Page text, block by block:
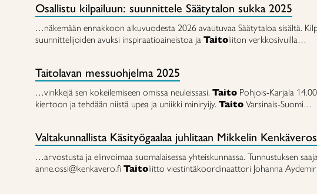
Osallistu kilpailuun: suunnittele Säätytalon sukka 2025
…näkemään ennakkoon alkuvuodesta 2026 avautuvaa Säätytaloa sisältä.
suunnittelijoiden avuksi inspiraatioaineistoa ja Taitoliiton verkkosivuilla…
Taitolavan messuohjelma 2025
…vinkkejä sen kokeilemiseen omissa neuleissasi. Taito Pohjois-Karjala
kiertoon ja tehdään niistä upea ja uniikki miniryijy. Taito Varsinais-Suomi…
Valtakunnallista Käsityögaalaa juhlitaan Mikkelin
…arvostusta ja elinvoimaa suomalaisessa yhteiskunnassa. Tunnustuksen
anne.ossi@kenkavero.fi Taitoliitto viestintäkoordinaattori Johanna